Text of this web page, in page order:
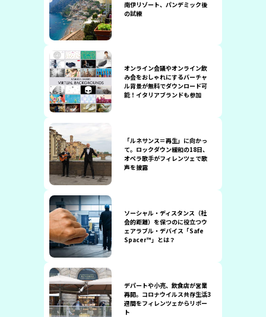
南伊リゾート、パンデミック後
の試練
オンライン会議やオンライン飲
み会をおしゃれにするバーチャ
ル背景が無料でダウンロード可
能！イタリアブランドも参加
「ルネサンス＝再生」に向かっ
て。ロックダウン緩和の18日、
オペラ歌手がフィレンツェで歌
声を披露
ソーシャル・ディスタンス（社
会的距離）を保つのに役立つウ
ェアラブル・デバイス「Safe
Spacer™」とは？
デパートや小売、飲食店が営業
再開。コロナウイルス共存生活3
週間をフィレンツェからリポー
ト